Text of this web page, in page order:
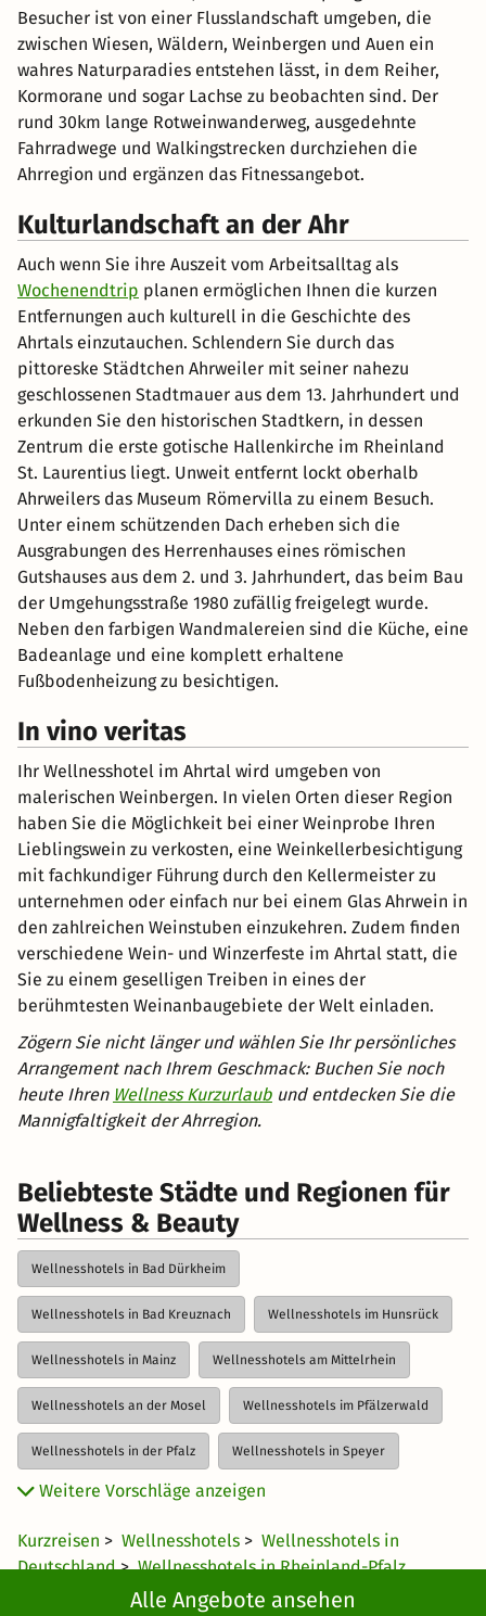
Alle Angebote ansehen
Besucher ist von einer Flusslandschaft umgeben, die
zwischen Wiesen, Wäldern, Weinbergen und Auen ein
wahres Naturparadies entstehen lässt, in dem Reiher,
Kormorane und sogar Lachse zu beobachten sind. Der
rund 30km lange Rotweinwanderweg, ausgedehnte
Fahrradwege und Walkingstrecken durchziehen die
Ahrregion und ergänzen das Fitnessangebot.
Kulturlandschaft an der Ahr
Auch wenn Sie ihre Auszeit vom Arbeitsalltag als
Wochenendtrip planen ermöglichen Ihnen die kurzen
Entfernungen auch kulturell in die Geschichte des
Ahrtals einzutauchen. Schlendern Sie durch das
pittoreske Städtchen Ahrweiler mit seiner nahezu
geschlossenen Stadtmauer aus dem 13. Jahrhundert und
erkunden Sie den historischen Stadtkern, in dessen
Zentrum die erste gotische Hallenkirche im Rheinland
St. Laurentius liegt. Unweit entfernt lockt oberhalb
Ahrweilers das Museum Römervilla zu einem Besuch.
Unter einem schützenden Dach erheben sich die
Ausgrabungen des Herrenhauses eines römischen
Gutshauses aus dem 2. und 3. Jahrhundert, das beim Bau
der Umgehungsstraße 1980 zufällig freigelegt wurde.
Neben den farbigen Wandmalereien sind die Küche, eine
Badeanlage und eine komplett erhaltene
Fußbodenheizung zu besichtigen.
In vino veritas
Ihr Wellnesshotel im Ahrtal wird umgeben von
malerischen Weinbergen. In vielen Orten dieser Region
haben Sie die Möglichkeit bei einer Weinprobe Ihren
Lieblingswein zu verkosten, eine Weinkellerbesichtigung
mit fachkundiger Führung durch den Kellermeister zu
unternehmen oder einfach nur bei einem Glas Ahrwein in
den zahlreichen Weinstuben einzukehren. Zudem finden
verschiedene Wein- und Winzerfeste im Ahrtal statt, die
Sie zu einem geselligen Treiben in eines der
berühmtesten Weinanbaugebiete der Welt einladen.
Zögern Sie nicht länger und wählen Sie Ihr persönliches
Arrangement nach Ihrem Geschmack: Buchen Sie noch
heute Ihren Wellness Kurzurlaub und entdecken Sie die
Mannigfaltigkeit der Ahrregion.
Beliebteste Städte und Regionen für
Wellness & Beauty
Wellnesshotels in Bad Dürkheim
Wellnesshotels in Bad Kreuznach Wellnesshotels im Hunsrück
Wellnesshotels in Mainz Wellnesshotels am Mittelrhein
Wellnesshotels an der Mosel Wellnesshotels im Pfälzerwald
Wellnesshotels in der Pfalz Wellnesshotels in Speyer
Wellnesshotels im Westerwald
Weitere Vorschläge anzeigen
Kurzreisen > Wellnesshotels > Wellnesshotels in
Deutschland>Wellnesshotels in Rheinland-Pfalz
> Wellnesshotels im Ahrtal